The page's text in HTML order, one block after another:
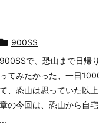
900SS
900SSで、恐山まで日帰
ってみたかった、一日
て、恐山は思っていた以
章の今回は、恐山から自
...